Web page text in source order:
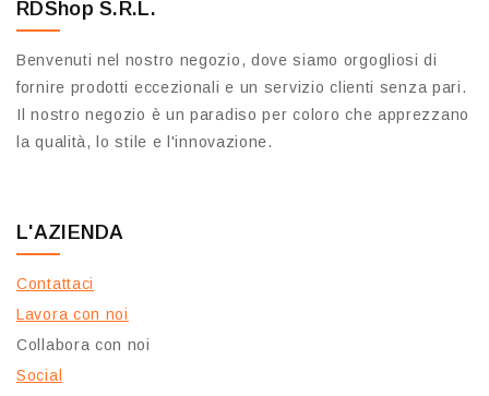
RDShop S.R.L.
Benvenuti nel nostro negozio, dove siamo orgogliosi di
fornire prodotti eccezionali e un servizio clienti senza pari.
Il nostro negozio è un paradiso per coloro che apprezzano
la qualità, lo stile e l'innovazione.
L'AZIENDA
Contattaci
Lavora con noi
Collabora con noi
Social